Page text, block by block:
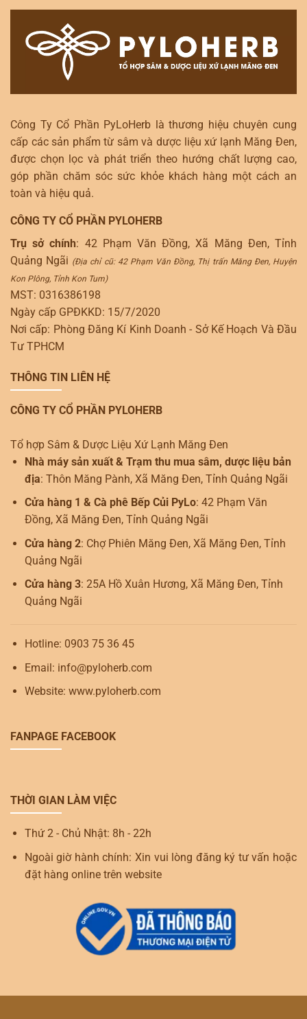
Công Ty Cổ Phần PyLoHerb là thương hiệu chuyên cung
cấp các sản phẩm từ sâm và dược liệu xứ lạnh Măng Đen,
được chọn lọc và phát triển theo hướng chất lượng cao,
góp phần chăm sóc sức khỏe khách hàng một cách an
toàn và hiệu quả.
CÔNG TY CỔ PHẦN PYLOHERB
Trụ sở chính: 42 Phạm Văn Đồng, Xã Măng Đen, Tỉnh
Quảng Ngãi (Địa chỉ cũ: 42 Phạm Văn Đồng, Thị trấn Măng Đen, Huyện
Kon Plông, Tỉnh Kon Tum)
MST: 0316386198
Ngày cấp GPĐKKD: 15/7/2020
Nơi cấp: Phòng Đăng Kí Kinh Doanh - Sở Kế Hoạch Và Đầu
Tư TPHCM
THÔNG TIN LIÊN HỆ
CÔNG TY CỔ PHẦN PYLOHERB
Tổ hợp Sâm & Dược Liệu Xứ Lạnh Măng Đen
Nhà máy sản xuất & Trạm thu mua sâm, dược liệu bản
địa: Thôn Măng Pành, Xã Măng Đen, Tỉnh Quảng Ngãi
Cửa hàng 1 & Cà phê Bếp Củi PyLo: 42 Phạm Văn
Đồng, Xã Măng Đen, Tỉnh Quảng Ngãi
Cửa hàng 2: Chợ Phiên Măng Đen, Xã Măng Đen, Tỉnh
Quảng Ngãi
Cửa hàng 3: 25A Hồ Xuân Hương, Xã Măng Đen, Tỉnh
Quảng Ngãi
Hotline: 0903 75 36 45
Email: info@pyloherb.com
Website: www.pyloherb.com
FANPAGE FACEBOOK
THỜI GIAN LÀM VIỆC
Thứ 2 - Chủ Nhật: 8h - 22h
Ngoài giờ hành chính: Xin vui lòng đăng ký tư vấn hoặc
đặt hàng online trên website